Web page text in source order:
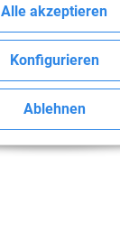
Alle akzeptieren
Konfigurieren
Ablehnen